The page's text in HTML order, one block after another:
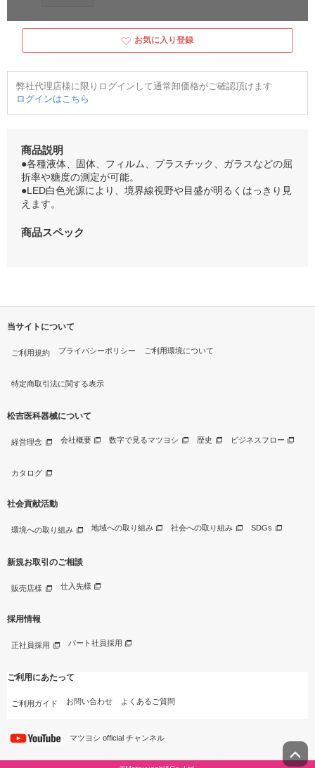
お気に入り登録
弊社代理店様に限りログインして通常卸価格がご確認頂けます
ログインはこちら
商品説明
●各種液体、固体、フィルム、プラスチック、ガラスなどの屈
折率や糖度の測定が可能。
●LED白色光源により、境界線視野や目盛が明るくはっきり見
えます。
商品スペック
当サイトについて
ご利用規約 プライバシーポリシー ご利用環境について
特定商取引法に関する表示
松吉医科器械について
経営理念 会社概要 数字で見るマツヨシ 歴史 ビジネスフロー
カタログ
社会貢献活動
環境への取り組み 地域への取り組み 社会への取り組み SDGs
新規お取引のご相談
販売店様 仕入先様
採用情報
正社員採用 パート社員採用
ご利用にあたって
ご利用ガイド お問い合わせ よくあるご質問
マツヨシ official チャンネル